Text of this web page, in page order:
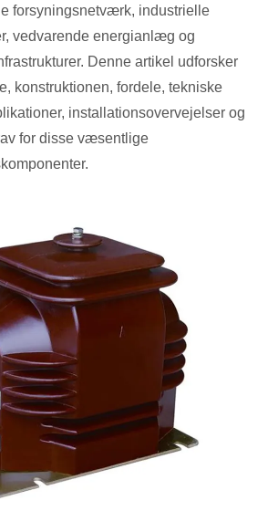
forsyningsnetværk, industrielle
vedvarende energianlæg og
Denne artikel udforsker
konstruktionen, fordele, tekniske
installationsovervejelser og
for disse væsentlige